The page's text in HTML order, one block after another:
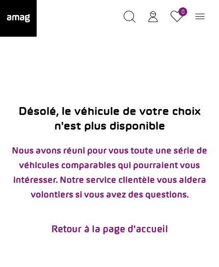
0
Désolé, le véhicule de votre choix
n'est plus disponible
Nous avons réuni pour vous toute une série de
véhicules comparables qui pourraient vous
intéresser. Notre service clientèle vous aidera
volontiers si vous avez des questions.
Retour à la page d'accueil